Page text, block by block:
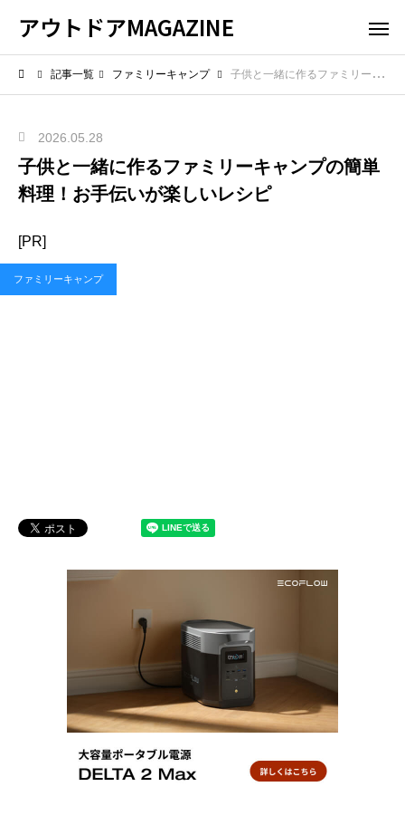
アウトドアMAGAZINE
記事一覧 ファミリーキャンプ 子供と一緒に作るファミリーキャンプの簡単料理！お手伝いが楽しいレシピ
2026.05.28
子供と一緒に作るファミリーキャンプの簡単
料理！お手伝いが楽しいレシピ
[PR]
ファミリーキャンプ